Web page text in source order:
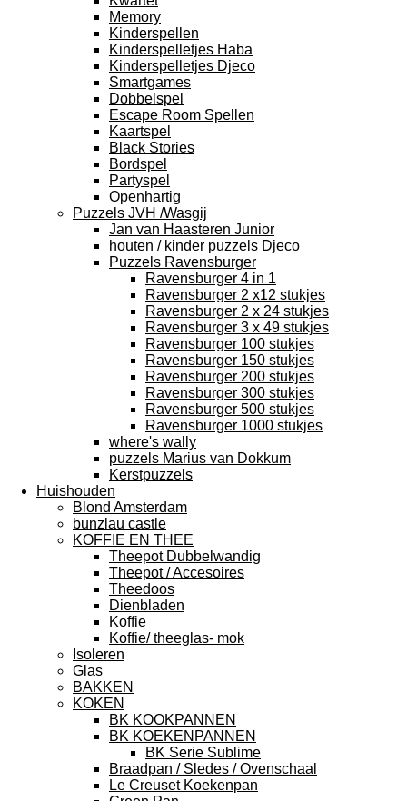
Memory
Kinderspellen
Kinderspelletjes Haba
Kinderspelletjes Djeco
Smartgames
Dobbelspel
Escape Room Spellen
Kaartspel
Black Stories
Bordspel
Partyspel
Openhartig
Puzzels JVH /Wasgij
Jan van Haasteren Junior
houten / kinder puzzels Djeco
Puzzels Ravensburger
Ravensburger 4 in 1
Ravensburger 2 x12 stukjes
Ravensburger 2 x 24 stukjes
Ravensburger 3 x 49 stukjes
Ravensburger 100 stukjes
Ravensburger 150 stukjes
Ravensburger 200 stukjes
Ravensburger 300 stukjes
Ravensburger 500 stukjes
Ravensburger 1000 stukjes
where's wally
puzzels Marius van Dokkum
Kerstpuzzels
Huishouden
Blond Amsterdam
bunzlau castle
KOFFIE EN THEE
Theepot Dubbelwandig
Theepot / Accesoires
Theedoos
Dienbladen
Koffie
Koffie/ theeglas- mok
Isoleren
Glas
BAKKEN
KOKEN
BK KOOKPANNEN
BK KOEKENPANNEN
BK Serie Sublime
Braadpan / Sledes / Ovenschaal
Le Creuset Koekenpan